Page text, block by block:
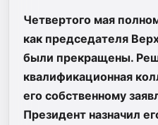
Четвертого мая
как председателя
были прекращены.
квалификационная
его собственному
Президент назначил